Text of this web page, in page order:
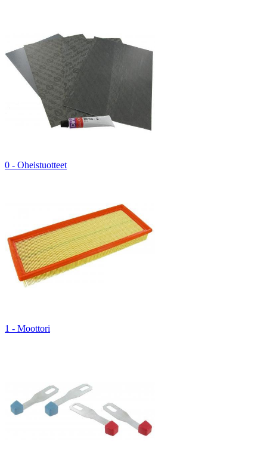
0 - Oheistuotteet
1 - Moottori